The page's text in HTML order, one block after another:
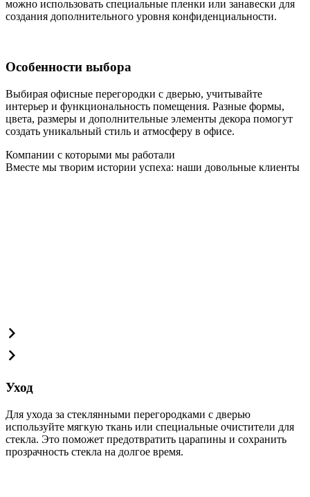
можно использовать специальные пленки или занавески для
создания дополнительного уровня конфиденциальности.
Особенности выбора
Выбирая офисные перегородки с дверью, учитывайте
интерьер и функциональность помещения. Разные формы,
цвета, размеры и дополнительные элементы декора помогут
создать уникальный стиль и атмосферу в офисе.
Компании с которыми мы работали
Вместе мы творим истории успеха: наши довольные клиенты
Уход
Для ухода за стеклянными перегородками с дверью
используйте мягкую ткань или специальные очистители для
стекла. Это поможет предотвратить царапины и сохранить
прозрачность стекла на долгое время.